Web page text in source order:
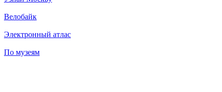
Велобайк
Электронный атлас
По музеям